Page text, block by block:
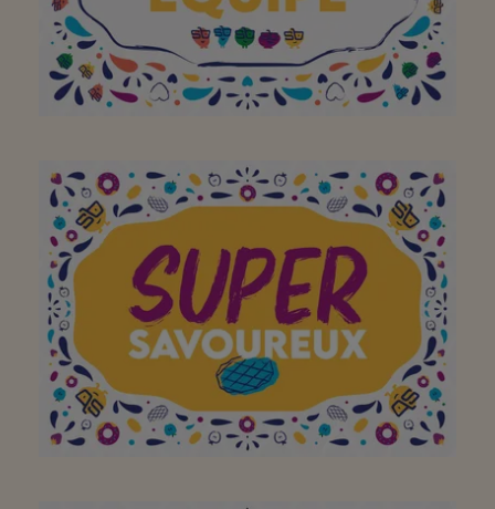
Aan het hele team om
van jullie buurtsuper zo
een geweldige plek te
maken. Bedankt! Doe zo
verder!